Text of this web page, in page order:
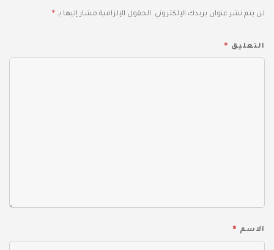
لن يتم نشر عنوان بريدك الإلكتروني. الحقول الإلزامية مشار إليها بـ *
التعليق *
الاسم *